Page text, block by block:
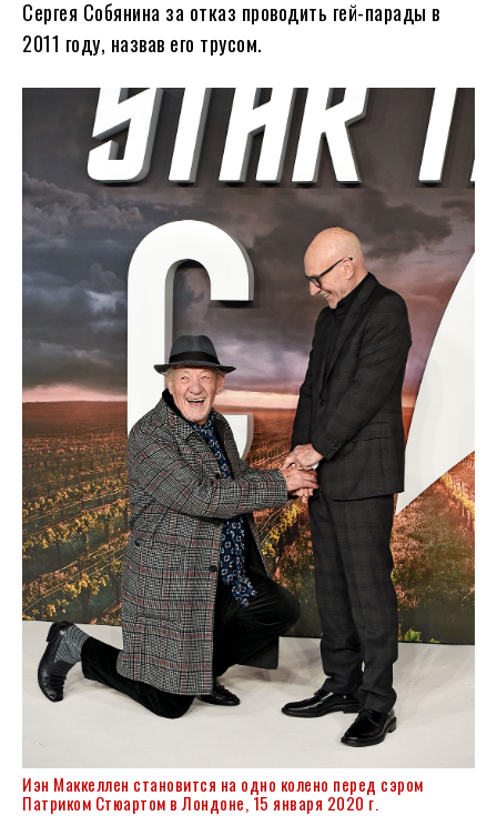
Сергея Собянина за отказ проводить гей-парады в
2011 году, назвав его трусом.
Иэн Маккеллен становится на одно колено перед сэром
Патриком Стюартом в Лондоне, 15 января 2020 г.